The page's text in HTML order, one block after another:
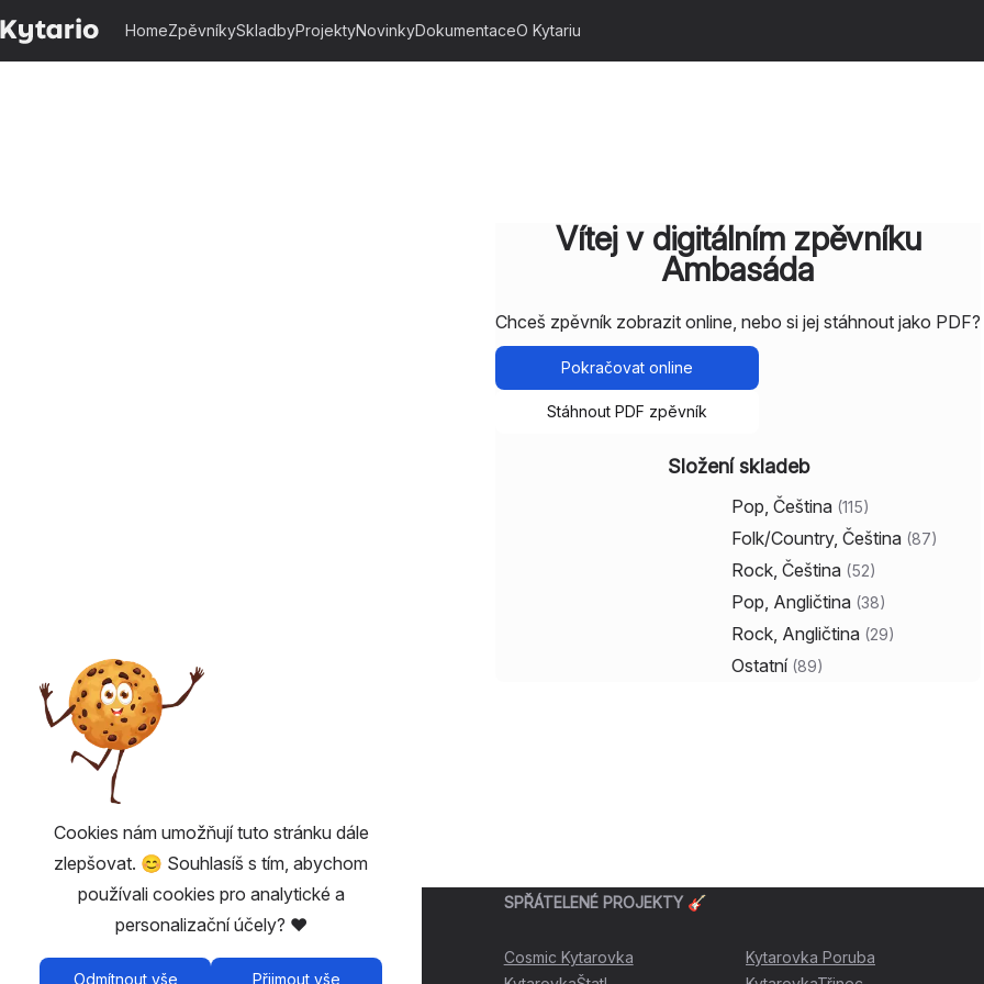
HomeZpěvníkySkladbyProjektyNovinkyDokumentaceO Kytariu
Vítej v digitálním zpěvníku
Ambasáda
Chceš zpěvník zobrazit online, nebo si jej stáhnout jako PDF?
Pokračovat online
Stáhnout PDF zpěvník
Složení skladeb
Pop, Čeština (115)
Folk/Country, Čeština (87)
Rock, Čeština (52)
Pop, Angličtina (38)
Rock, Angličtina (29)
Ostatní (89)
UŽITEČNÉ 💡
Fairplay - vstupenky bez poplatků
SPŘÁTELENÉ PROJEKTY 🎸
Cosmic Kytarovka
Kytarovka Poruba
Cookies nám umožňují tuto stránku dále
zlepšovat. 😊 Souhlasíš s tím, abychom
používali cookies pro analytické a
personalizační účely? ❤️
Odmítnout vše Přijmout vše